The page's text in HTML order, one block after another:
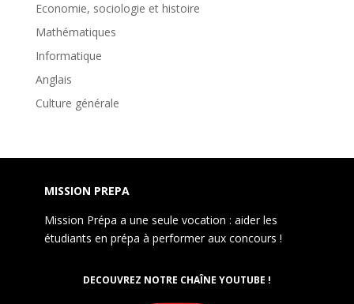
Economie, sociologie et histoire
Mathématiques
Informatique
Anglais
Culture générale
MISSION PREPA
Mission Prépa a une seule vocation : aider les
étudiants en prépa à performer aux concours !
DECOUVREZ NOTRE CHAÎNE YOUTUBE !